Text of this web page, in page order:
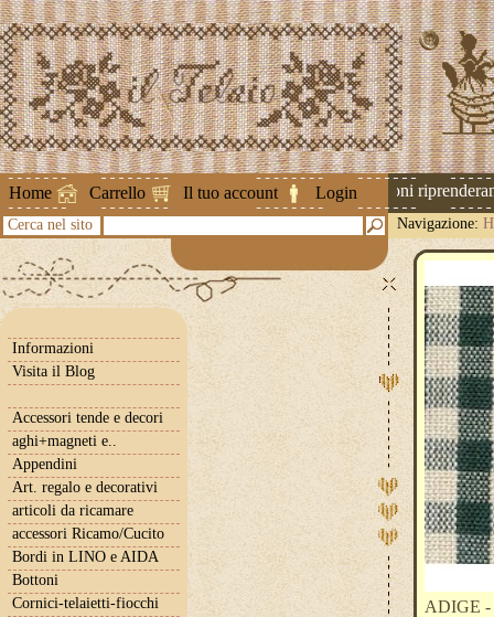
Home Carrello Il tuo account Login
Attenzione ! Le spedizioni
Cerca nel sito Navigazione:
Informazioni
Visita il Blog
Accessori tende e decori
aghi+magneti e..
Appendini
Art. regalo e decorativi
articoli da ricamare
accessori Ricamo/Cucito
Bordi in LINO e AIDA
Bottoni
Cornici-telaietti-fiocchi
ADIGE -